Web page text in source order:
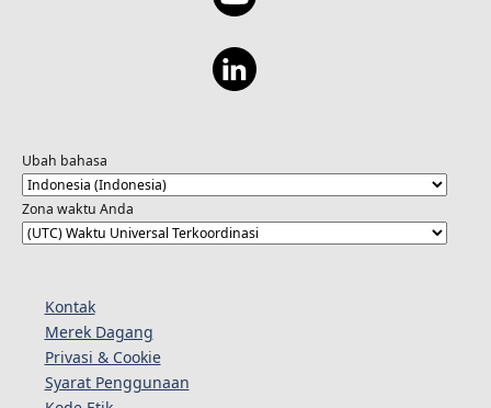
Ubah bahasa
Zona waktu Anda
Kontak
Merek Dagang
Privasi & Cookie
Syarat Penggunaan